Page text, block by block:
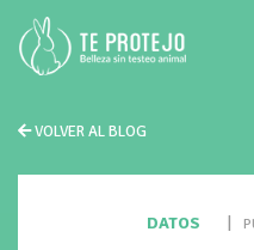
VOLVER AL BLOG
DATOS